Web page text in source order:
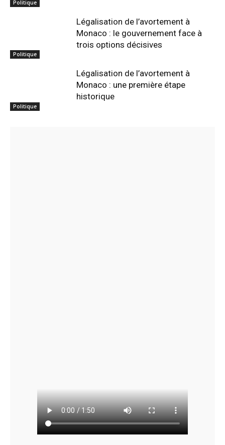
Politique
Politique
Légalisation de l’avortement à
Monaco : le gouvernement face à
trois options décisives
Politique
Légalisation de l’avortement à
Monaco : une première étape
historique